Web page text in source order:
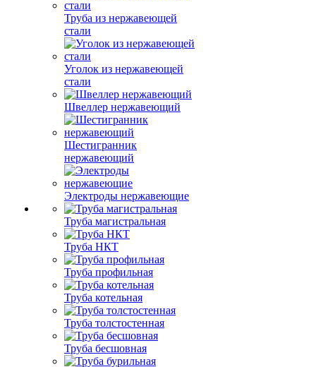
Труба из нержавеющей
стали
Уголок из нержавеющей
стали
Швеллер нержавеющий
Шестигранник
нержавеющий
Электроды нержавеющие
Труба магистральная
Труба НКТ
Труба профильная
Труба котельная
Труба толстостенная
Труба бесшовная